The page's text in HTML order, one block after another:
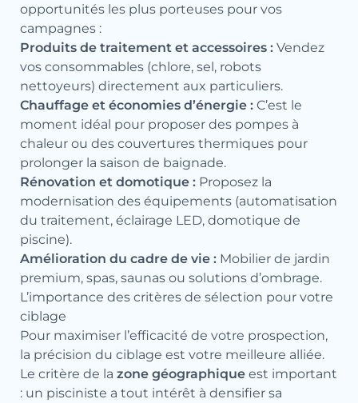
opportunités les plus porteuses pour vos
campagnes :
Produits de traitement et accessoires : Vendez
vos consommables (chlore, sel, robots
nettoyeurs) directement aux particuliers.
Chauffage et économies d’énergie : C’est le
moment idéal pour proposer des pompes à
chaleur ou des couvertures thermiques pour
prolonger la saison de baignade.
Rénovation et domotique : Proposez la
modernisation des équipements (automatisation
du traitement, éclairage LED, domotique de
piscine).
Amélioration du cadre de vie : Mobilier de jardin
premium, spas, saunas ou solutions d’ombrage.
L’importance des critères de sélection pour votre
ciblage
Pour maximiser l’efficacité de votre prospection,
la précision du ciblage est votre meilleure alliée.
Le critère de la zone géographique est important
: un pisciniste a tout intérêt à densifier sa